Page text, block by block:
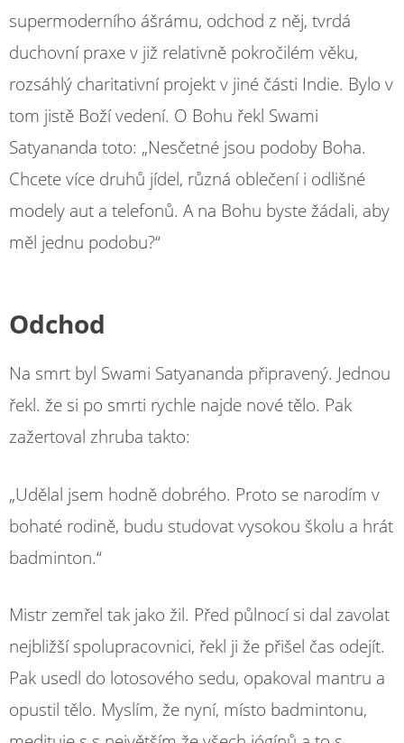
supermoderního ášrámu, odchod z něj, tvrdá
duchovní praxe v již relativně pokročilém věku,
rozsáhlý charitativní projekt v jiné části Indie. Bylo v
tom jistě Boží vedení. O Bohu řekl Swami
Satyananda toto: „Nesčetné jsou podoby Boha.
Chcete více druhů jídel, různá oblečení i odlišné
modely aut a telefonů. A na Bohu byste žádali, aby
měl jednu podobu?“
Odchod
Na smrt byl Swami Satyananda připravený. Jednou
řekl. že si po smrti rychle najde nové tělo. Pak
zažertoval zhruba takto:
„Udělal jsem hodně dobrého. Proto se narodím v
bohaté rodině, budu studovat vysokou školu a hrát
badminton.“
Mistr zemřel tak jako žil. Před půlnocí si dal zavolat
nejbližší spolupracovnici, řekl ji že přišel čas odejít.
Pak usedl do lotosového sedu, opakoval mantru a
opustil tělo. Myslím, že nyní, místo badmintonu,